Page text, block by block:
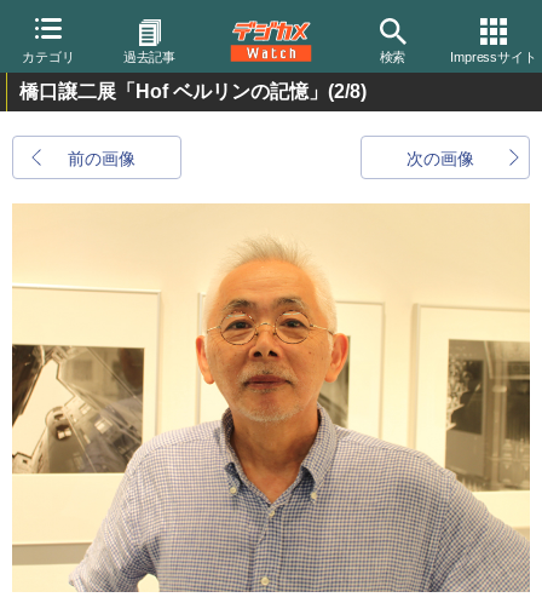
カテゴリ 過去記事 検索 Impressサイト
橋口譲二展「Hof ベルリンの記憶」 (2/8)
前の画像 次の画像